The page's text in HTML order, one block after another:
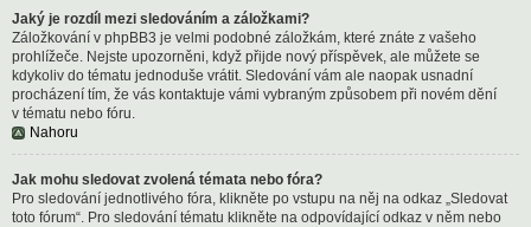
Jaký je rozdíl mezi sledováním a záložkami?
Záložkování v phpBB3 je velmi podobné záložkám, které znáte z vašeho
prohlížeče. Nejste upozorněni, když přijde nový příspěvek, ale můžete se
kdykoliv do tématu jednoduše vrátit. Sledování vám ale naopak usnadní
procházení tím, že vás kontaktuje vámi vybraným způsobem při novém dění
v tématu nebo fóru.
Nahoru
Jak mohu sledovat zvolená témata nebo fóra?
Pro sledování jednotlivého fóra, klikněte po vstupu na něj na odkaz „Sledovat
toto fórum“. Pro sledování tématu klikněte na odpovídající odkaz v něm nebo